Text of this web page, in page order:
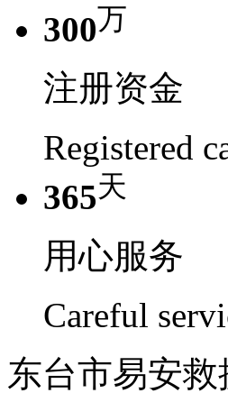
300万
注册资金
Registered
365天
用心服务
Careful
东台市易安